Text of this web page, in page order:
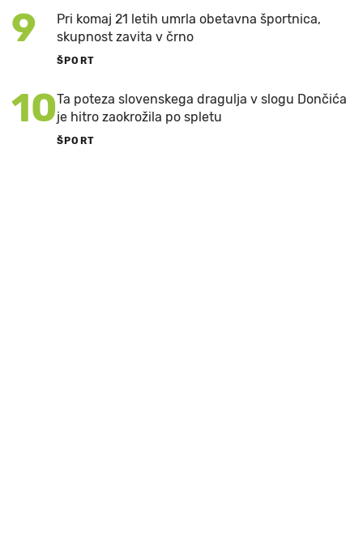
9
Pri komaj 21 letih umrla obetavna športnica,
skupnost zavita v črno
ŠPORT
10Ta poteza slovenskega dragulja v slogu Dončića
je hitro zaokrožila po spletu
ŠPORT